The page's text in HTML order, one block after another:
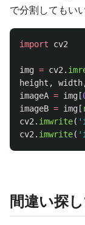
で分割してもいい
import cv2
img = cv2 .
height , width
imageA = img [
imageB = img [
cv2 . imwrite( '
cv2 . imwrite( '
間違い探し